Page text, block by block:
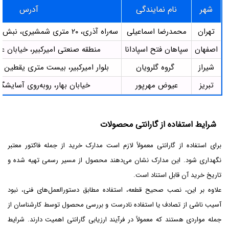
شهر نام نمایندگی آدرس
تهران محمدرضا اسماعیلی
سه‌راه آذری، ۲۰ متری شمشیری، نبش نظام‌آبادی پلاک ۴۳
اصفهان سپاهان فتح اسپادانا
منطقه صنعتی امیرکبیر، خیابان
شیراز
گروه گلرویان
بلوار امیرکبیر، بیست متری
تبریز
عیوض مهرپور خیابان بهار، روبه‌روی
شرایط استفاده از گارانتی محصولات
برای استفاده از گارانتی معمولاً لازم است مدارک خرید از جمله فاکتور معتبر
نگهداری شود. این مدارک نشان می‌دهند محصول از مسیر رسمی تهیه شده و
تاریخ خرید آن قابل استناد است.
علاوه بر این، نصب صحیح قطعه، استفاده مطابق دستورالعمل‌های فنی، نبود
آسیب ناشی از تصادف یا استفاده نادرست و بررسی محصول توسط کارشناسان از
جمله مواردی هستند که معمولاً در فرآیند ارزیابی گارانتی اهمیت دارند. شرایط